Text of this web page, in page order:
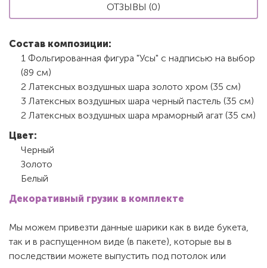
ОТЗЫВЫ (0)
Состав композиции:
1 Фольгированная фигура "Усы" с надписью на выбор
(89 см)
2 Латексных воздушных шара золото хром (35 см)
3 Латексных воздушных шара черный пастель (35 см)
2 Латексных воздушных шара мраморный агат (35 см)
Цвет:
Черный
Золото
Белый
Декоративный грузик в комплекте
Мы можем привезти данные шарики как в виде букета,
так и в распущенном виде (в пакете), которые вы в
последствии можете выпустить под потолок или